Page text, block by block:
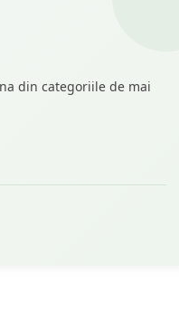
din categoriile de mai